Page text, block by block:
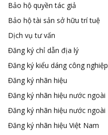
Bảo hộ quyền tác giả
Bảo hộ tài sản sở hữu trí tuệ
Dịch vụ tư vấn
Đăng ký chỉ dẫn địa lý
Đăng ký kiểu dáng công nghiệp
Đăng ký nhãn hiệu
Đăng ký nhãn hiệu nước ngoài
Đăng ký nhãn hiệu nước ngoài
Đăng ký nhãn hiệu Việt Nam